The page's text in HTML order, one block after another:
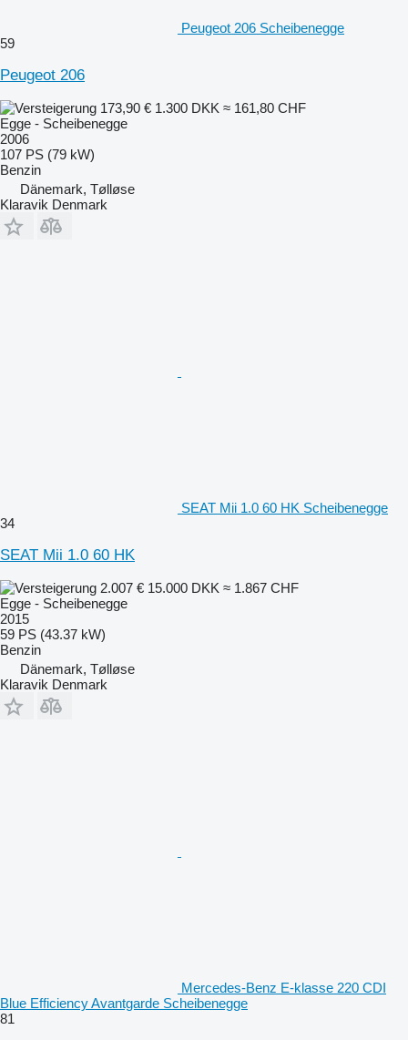
Peugeot 206 Scheibenegge
59
Peugeot 206
173,90 € 1.300 DKK ≈ 161,80 CHF
Egge - Scheibenegge
2006
107 PS (79 kW)
Benzin
Dänemark, Tølløse
Klaravik Denmark
SEAT Mii 1.0 60 HK Scheibenegge
34
SEAT Mii 1.0 60 HK
2.007 € 15.000 DKK ≈ 1.867 CHF
Egge - Scheibenegge
2015
59 PS (43.37 kW)
Benzin
Dänemark, Tølløse
Klaravik Denmark
Mercedes-Benz E-klasse 220 CDI
Blue Efficiency Avantgarde Scheibenegge
81